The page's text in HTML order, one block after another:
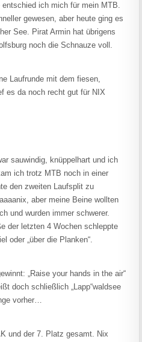
ich mich für mein MTB.
gewesen, aber heute ging es
See. Pirat Armin hat übrigens
noch die Schnauze voll.
Laufrunde mit dem fiesen,
es da noch recht gut für NIX
sauwindig, knüppelhart und ich
ich trotz MTB noch in einer
den zweiten Laufsplit zu
aber meine Beine wollten
und wurden immer schwerer.
der letzten 4 Wochen schleppte
oder „über die Planken“.
„Raise your hands in the air“
doch schließlich „Lapp“waldsee
vorher…
und der 7. Platz gesamt. Nix